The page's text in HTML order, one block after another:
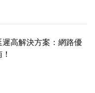
高解決方案：網路優